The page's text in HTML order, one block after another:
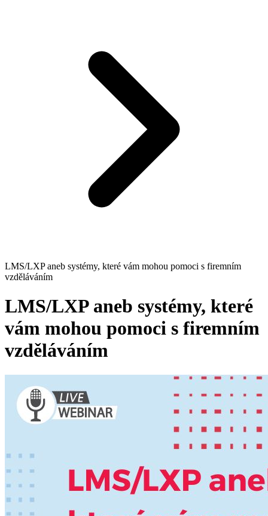
LMS/LXP aneb systémy, které vám mohou pomoci s firemním
vzděláváním
LMS/LXP aneb systémy, které
vám mohou pomoci s firemním
vzděláváním